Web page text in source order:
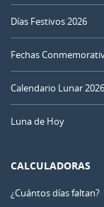
Días Festivos 2026
Fechas
Calendario Lunar 2026
Luna de Hoy
CALCULADORAS
¿Cuántos días faltan?